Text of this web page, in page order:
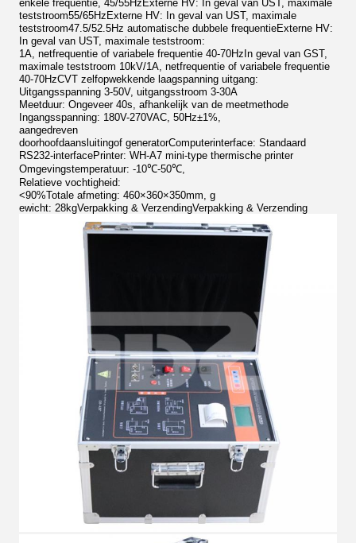
enkele frequentie, 45/55Hz Externe HV: In geval van UST, maximale
teststroom55/65Hz Externe HV: In geval van UST, maximale
teststroom47.5/52.5Hz automatische dubbele frequentieExterne HV:
In geval van UST, maximale teststroom:
1A, netfrequentie of variabele frequentie 40-70Hz In geval van GST,
maximale teststroom 10kV/1A, netfrequentie of variabele frequentie
40-70HzCVT zelfopwekkende laagspanning uitgang:
Uitgangsspanning 3-50V, uitgangsstroom 3-30A
Meetduur: Ongeveer 40s, afhankelijk van de meetmethode
Ingangsspanning: 180V-270VAC, 50Hz±1%,
aangedreven
doorhoofdaansluitingof generatorComputerinterface: Standaard
RS232-interfacePrinter: WH-A7 mini-type thermische printer
Omgevingstemperatuur: -10℃-50℃,
Relatieve vochtigheid:
<90%Totale afmeting: 460×360×350mm, g
ewicht: 28kgVerpakking & VerzendingVerpakking & Verzending